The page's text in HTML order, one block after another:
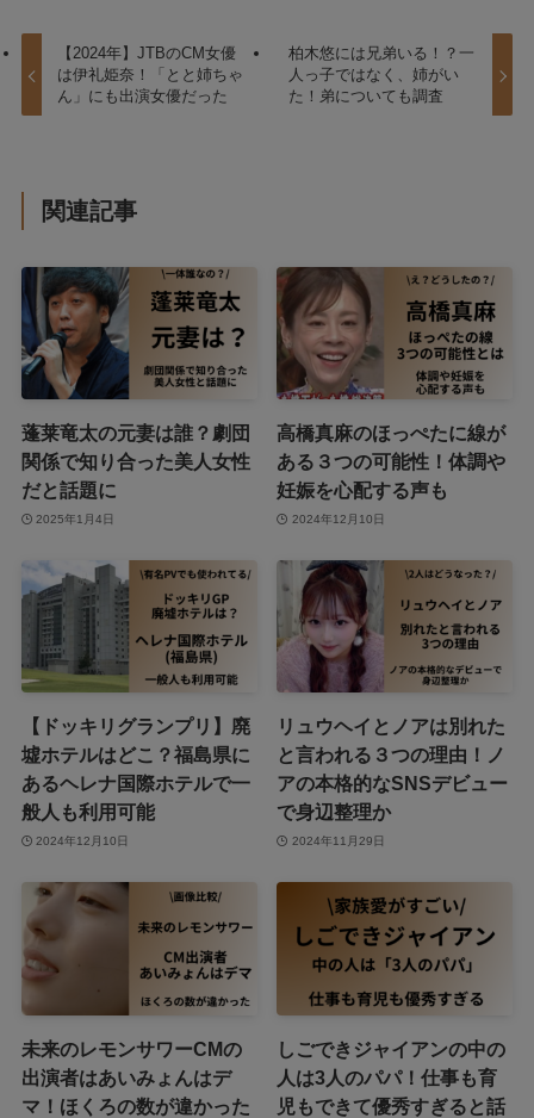
【2024年】JTBのCM女優
は伊礼姫奈！「とと姉ちゃ
ん」にも出演女優だった
柏木悠には兄弟いる！？一
人っ子ではなく、姉がい
た！弟についても調査
関連記事
蓬莱竜太の元妻は誰？劇団
関係で知り合った美人女性
だと話題に
2025年1月4日
高橋真麻のほっぺたに線が
ある３つの可能性！体調や
妊娠を心配する声も
2024年12月10日
【ドッキリグランプリ】廃
墟ホテルはどこ？福島県に
あるヘレナ国際ホテルで一
般人も利用可能
2024年12月10日
リュウヘイとノアは別れた
と言われる３つの理由！ノ
アの本格的なSNSデビュー
で身辺整理か
2024年11月29日
未来のレモンサワーCMの
出演者はあいみょんはデ
マ！ほくろの数が違かった
しごできジャイアンの中の
人は3人のパパ！仕事も育
児もできて優秀すぎると話